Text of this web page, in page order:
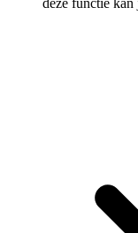
deze functie kan